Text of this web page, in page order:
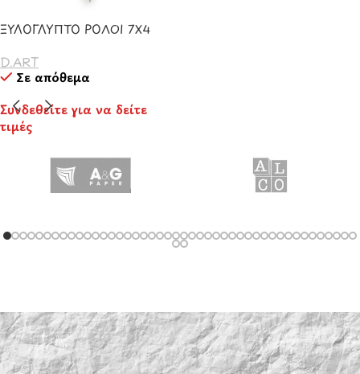
ΞΥΛΟΓΛΥΠΤΟ ΡΟΛΟΙ 7Χ4
D.ART
Σε απόθεμα
Συνδεθείτε για να δείτε
τιμές